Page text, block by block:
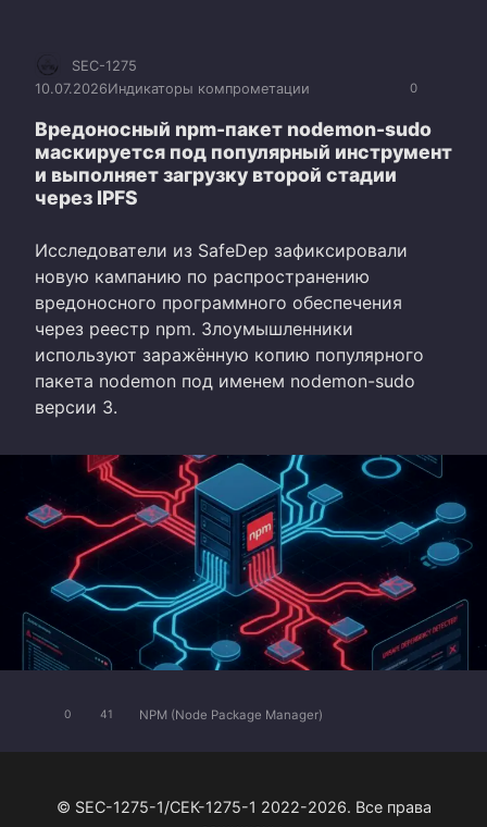
0
SEC-1275
10.07.2026Индикаторы компрометации
Вредоносный npm-пакет nodemon-sudo
маскируется под популярный инструмент
и выполняет загрузку второй стадии
через IPFS
Исследователи из SafeDep зафиксировали
новую кампанию по распространению
вредоносного программного обеспечения
через реестр npm. Злоумышленники
используют заражённую копию популярного
пакета nodemon под именем nodemon-sudo
версии 3.
0 41 NPM (Node Package Manager)
© SEC-1275-1/СЕК-1275-1 2022-2026. Все права